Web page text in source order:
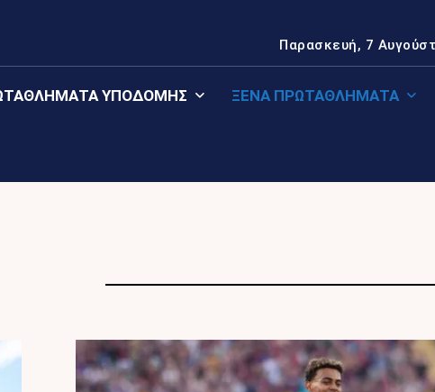
Παρασκευή, 7
YΠΟΔΟΜΉΣ ΞΈΝΑ ΠΡΩΤΑΘΛΉΜΑΤΑ